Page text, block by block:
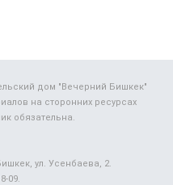
дом "Вечерний Бишкек"
на сторонних ресурсах
обязательна.
ул. Усенбаева, 2.
09.